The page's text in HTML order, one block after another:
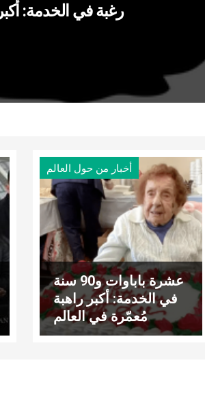
رغبة في الخدمة:
أخبار من حول العالم
عشرة باباوات و90 سنة
في الخدمة: أكبر راهبة
مُعمّرة في العالم